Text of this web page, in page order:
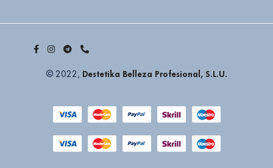
© 2022, Destetika Belleza Profesional, S.L.U.